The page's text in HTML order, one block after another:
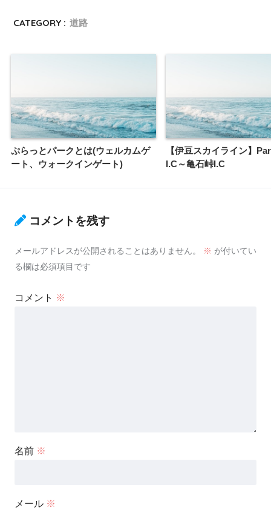
CATEGORY : 道路
ぷらっとパークとは(ウェルカムゲ
ート、ウォークインゲート)
【伊豆スカイライン】
I.C～亀石峠I.C
コメントを残す
メールアドレスが公開されることはありません。 ※ が付いてい
る欄は必須項目です
コメント ※
名前 ※
メール ※